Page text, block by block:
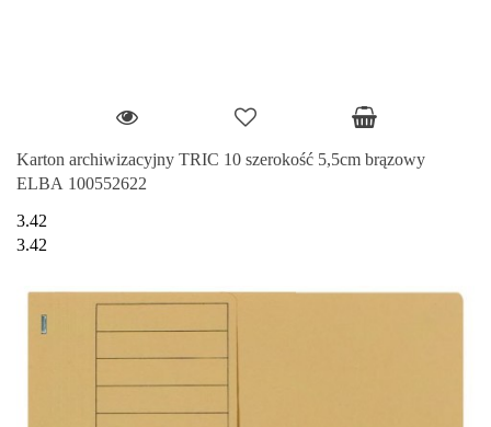
Karton archiwizacyjny TRIC 10 szerokość 5,5cm brązowy
ELBA 100552622
3.42
3.42